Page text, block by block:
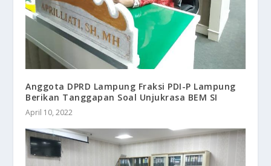
Anggota DPRD Lampung Fraksi PDI-P Lampung
Berikan Tanggapan Soal Unjukrasa BEM SI
April 10, 2022